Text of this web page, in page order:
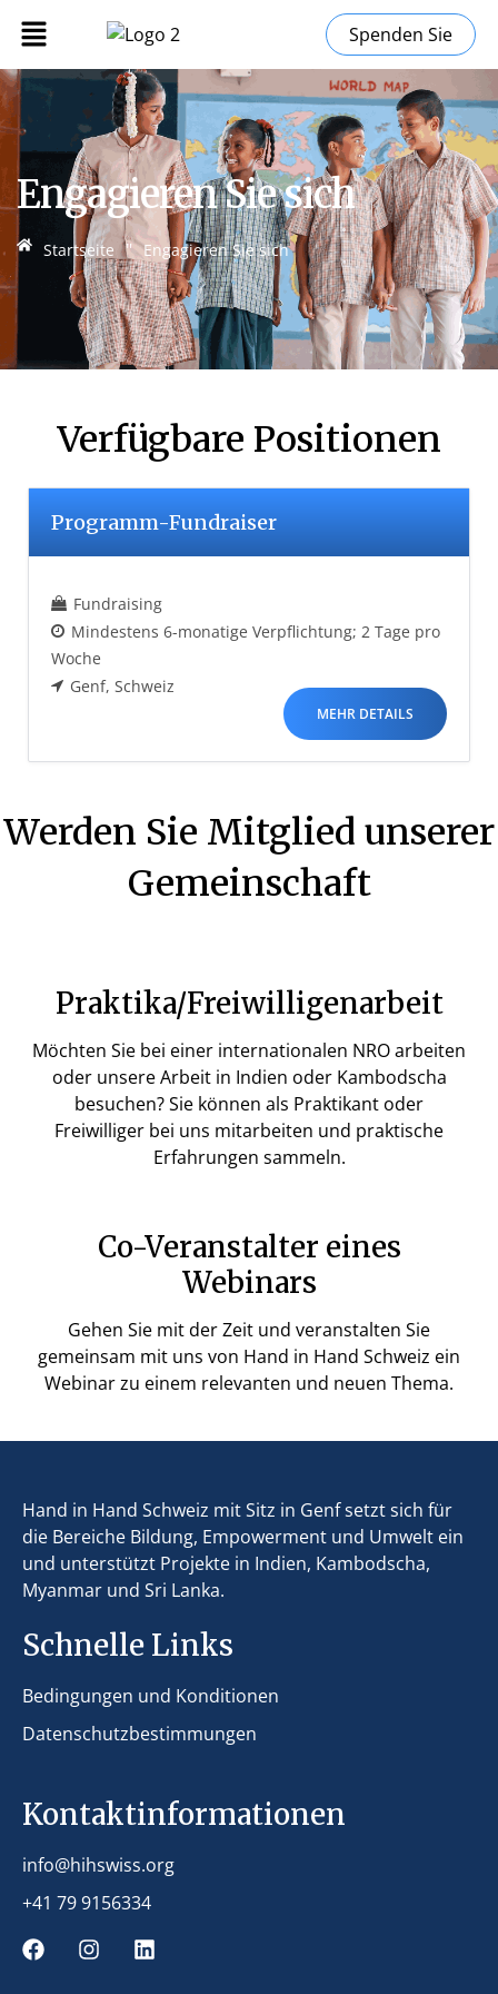
Spenden Sie
Engagieren Sie sich
Startseite " Engagieren Sie sich
Verfügbare Positionen
Programm-Fundraiser
Fundraising
Mindestens 6-monatige Verpflichtung; 2 Tage pro
Woche
Genf Schweiz
MEHR DETAILS
Werden Sie Mitglied unserer
Gemeinschaft
Praktika/Freiwilligenarbeit
Möchten Sie bei einer internationalen NRO arbeiten
oder unsere Arbeit in Indien oder Kambodscha
besuchen? Sie können als Praktikant oder
Freiwilliger bei uns mitarbeiten und praktische
Erfahrungen sammeln.
Co-Veranstalter eines
Webinars
Gehen Sie mit der Zeit und veranstalten Sie
gemeinsam mit uns von Hand in Hand Schweiz ein
Webinar zu einem relevanten und neuen Thema.
Hand in Hand Schweiz mit Sitz in Genf setzt sich für
die Bereiche Bildung, Empowerment und Umwelt ein
und unterstützt Projekte in Indien, Kambodscha,
Myanmar und Sri Lanka.
Schnelle Links
Bedingungen und Konditionen
Datenschutzbestimmungen
Kontaktinformationen
info@hihswiss.org
+41 79 9156334